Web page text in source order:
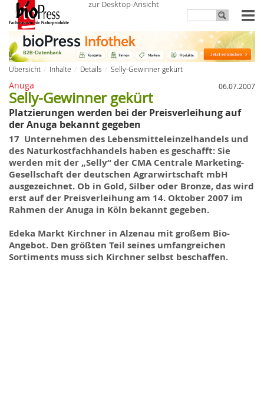
zur Desktop-Ansicht
Übersicht Inhalte Details Selly-Gewinner gekürt
Anuga 06.07.2007
Selly-Gewinner gekürt
Platzierungen werden bei der Preisverleihung auf
der Anuga bekannt gegeben
17 Unternehmen des Lebensmitteleinzelhandels und
des Naturkostfachhandels haben esgeschafft: Sie
werden mit der „Selly“ der CMA Centrale Marketing-
Gesellschaft der deutschen Agrarwirtschaft mbH
ausgezeichnet. Ob in Gold, Silber oder Bronze, das wird
erst auf der Preisverleihung am 14. Oktober 2007 im
Rahmen der Anuga in Köln bekannt gegeben.
Edeka Markt Kirchner in Alzenau mit großem Bio-
Angebot. Den größten Teil seines umfangreichen
Sortiments muss sich Kirchner selbst beschaffen.